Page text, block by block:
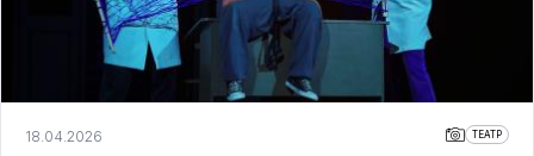
18.04.2026 ТЕАТР